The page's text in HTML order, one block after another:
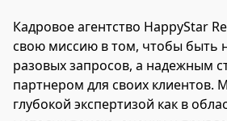
Кадровое агентство HappyStar
свою миссию в том, чтобы быть
разовых запросов, а надежным
партнером для своих клиентов.
глубокой экспертизой как в